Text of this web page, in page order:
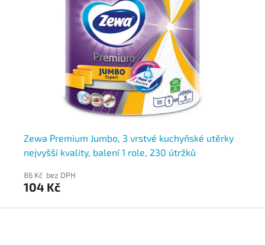
Zewa Premium Jumbo, 3 vrstvé kuchyňské utěrky
nejvyšší kvality, balení 1 role, 230 útržků
86 Kč bez DPH
104 Kč